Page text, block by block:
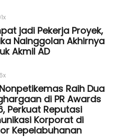
jadi Pekerja Proyek,
Nainggolan Akhirnya
Akmil AD
Raih Dua
di PR Awards
Perkuat Reputasi
Korporat di
Kepelabuhanan